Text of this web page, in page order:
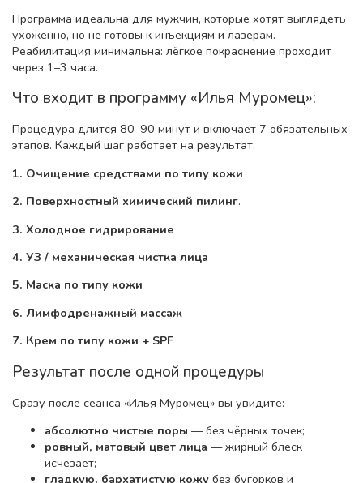
Программа идеальна для мужчин, которые хотят выглядеть
ухоженно, но не готовы к инъекциям и лазерам.
Реабилитация минимальна: лёгкое покраснение проходит
через 1–3 часа.
Что входит в программу «Илья Муромец»:
Процедура длится 80–90 минут и включает 7 обязательных
этапов. Каждый шаг работает на результат.
1. Очищение средствами по типу кожи
2. Поверхностный химический пилинг.
3. Холодное гидрирование
4. УЗ / механическая чистка лица
5. Маска по типу кожи
6. Лимфодренажный массаж
7. Крем по типу кожи + SPF
Результат после одной процедуры
Сразу после сеанса «Илья Муромец» вы увидите:
абсолютно чистые поры — без чёрных точек;
ровный, матовый цвет лица — жирный блеск
исчезает;
гладкую, бархатистую кожу без бугорков и